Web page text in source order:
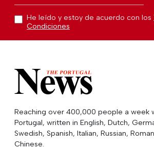
He leído y estoy de acuerdo con los
Condiciones
Reaching over 400,000 people a week
Portugal, written in English, Dutch,
Swedish, Spanish, Italian, Russian,
Chinese.